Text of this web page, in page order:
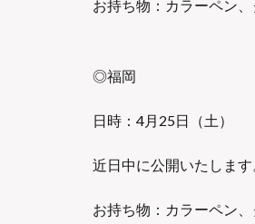
お持ち物：カラーペン
◎福岡
日時：4月25日（土）
近日中に公開いたします
お持ち物：カラーペン